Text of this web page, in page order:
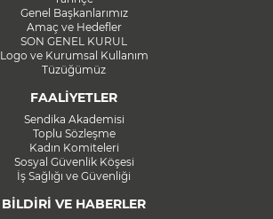
Genel Başkanlarımız
Amaç ve Hedefler
SON GENEL KURUL
Logo ve Kurumsal Kullanım
Tüzüğümüz
FAALİYETLER
Sendika Akademisi
Toplu Sözleşme
Kadın Komiteleri
Sosyal Güvenlik Köşesi
İş Sağlığı ve Güvenliği
BİLDİRİ VE HABERLER